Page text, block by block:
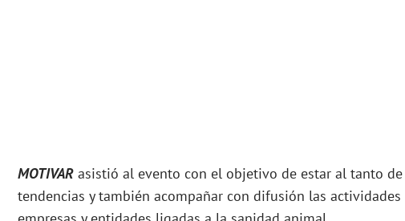
MOTIVAR asistió al evento con el objetivo de estar al tanto
tendencias y también acompañar con difusión las